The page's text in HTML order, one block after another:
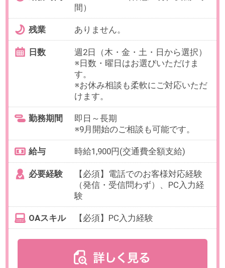
最寄り駅 恵比寿駅 徒歩9分
9:00～18:00の中で、実働7時間～8
時間でお選びいただけます。
【例】9:00～16:00、10:00～
18:00（各休憩1時間）など
ありません。
日数 週5日（月～金）
※お休み相談は柔軟なご対応あり。
【在宅勤務について】業務習得の
ため最初の1ヶ月は週2～3日程度出
社。その後の出社は週2回程度。
※8月開始のご相談も可能です。
時給2,200円(交通費全額支給)
必要経験 【必須】従業員サポート業務経
験、経費精算承認業務経験
OAスキル 【必須】Googleスプレッドシー
ト、Googleドキュメントの基本操